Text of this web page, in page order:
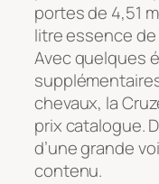
portes de 4,51
litre essence de
Avec quelques
chevaux, la
prix catalogue.
d’une grande
contenu.